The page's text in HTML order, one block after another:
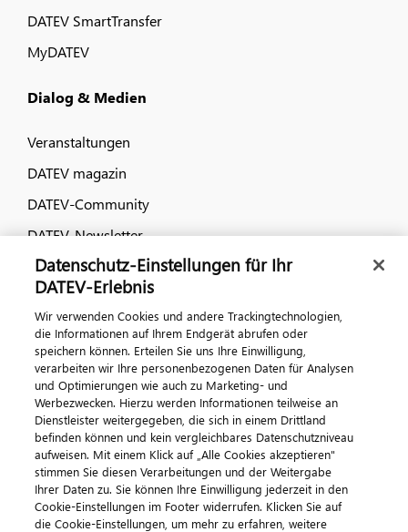
DATEV SmartTransfer
MyDATEV
Dialog & Medien
Veranstaltungen
DATEV magazin
DATEV-Community
DATEV-Newsletter
Kontaktieren Sie uns
© 2026 DATEV eG
ImpressumDatenschutzAGB Kontakt
Cookie-Einstellungen
Datenschutz-Einstellungen für Ihr
DATEV-Erlebnis
Wir verwenden Cookies und andere Trackingtechnologien,
die Informationen auf Ihrem Endgerät abrufen oder
speichern können. Erteilen Sie uns Ihre Einwilligung,
verarbeiten wir Ihre personenbezogenen Daten für Analysen
und Optimierungen wie auch zu Marketing- und
Werbezwecken. Hierzu werden Informationen teilweise an
Dienstleister weitergegeben, die sich in einem Drittland
befinden können und kein vergleichbares Datenschutzniveau
aufweisen. Mit einem Klick auf „Alle Cookies akzeptieren"
stimmen Sie diesen Verarbeitungen und der Weitergabe
Ihrer Daten zu. Sie können Ihre Einwilligung jederzeit in den
Cookie-Einstellungen im Footer widerrufen. Klicken Sie auf
die Cookie-Einstellungen, um mehr zu erfahren, weitere